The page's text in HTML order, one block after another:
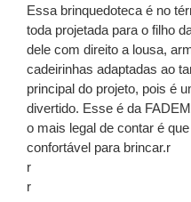
Essa brinquedoteca é no
toda projetada para o filho
dele com direito a lousa,
cadeirinhas adaptadas ao
principal do projeto, pois é
divertido. Esse é da
o mais legal de contar é
confortável para brincar.r
r
r